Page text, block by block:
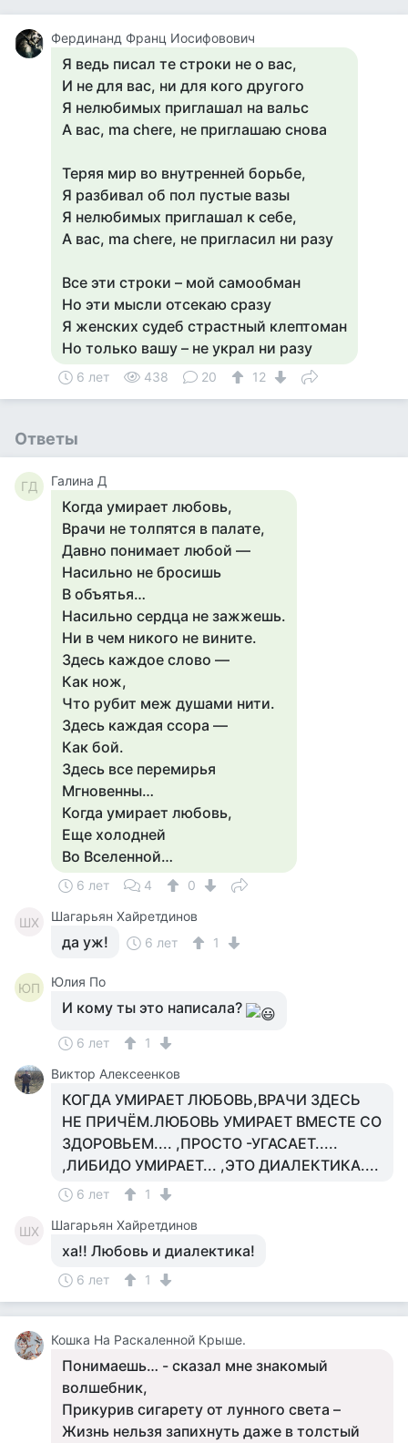
Фердинанд Франц Иосифовович
Я ведь писал те строки не о вас,
И не для вас, ни для кого другого
Я нелюбимых приглашал на вальс
А вас, ma chere, не приглашаю снова
Теряя мир во внутренней борьбе,
Я разбивал об пол пустые вазы
Я нелюбимых приглашал к себе,
А вас, ma chere, не пригласил ни разу
Все эти строки – мой самообман
Но эти мысли отсекаю сразу
Я женских судеб страстный клептоман
Но только вашу – не украл ни разу
6 лет 438 20 12
Ответы
ГД Галина Д
Когда умирает любовь,
Врачи не толпятся в палате,
Давно понимает любой —
Насильно не бросишь
В объятья…
Насильно сердца не зажжешь.
Ни в чем никого не вините.
Здесь каждое слово —
Как нож,
Что рубит меж душами нити.
Здесь каждая ссора —
Как бой.
Здесь все перемирья
Мгновенны…
Когда умирает любовь,
Еще холодней
Во Вселенной…
6 лет 4 0
ШХ Шагарьян Хайретдинов
да уж! 6 лет 1
ЮП Юлия По
И кому ты это написала?
6 лет
1
Виктор Алексеенков
КОГДА УМИРАЕТ ЛЮБОВЬ,ВРАЧИ ЗДЕСЬ
НЕ ПРИЧЁМ.ЛЮБОВЬ УМИРАЕТ ВМЕСТЕ СО
ЗДОРОВЬЕМ.... ,ПРОСТО -УГАСАЕТ.....
,ЛИБИДО УМИРАЕТ... ,ЭТО ДИАЛЕКТИКА....
6 лет 1
ШХ Шагарьян Хайретдинов
ха!! Любовь и диалектика!
6 лет 1
Кошка На Раскаленной Крыше.
Понимаешь… - сказал мне знакомый
волшебник,
Прикурив сигарету от лунного света –
Жизнь нельзя запихнуть даже в толстый